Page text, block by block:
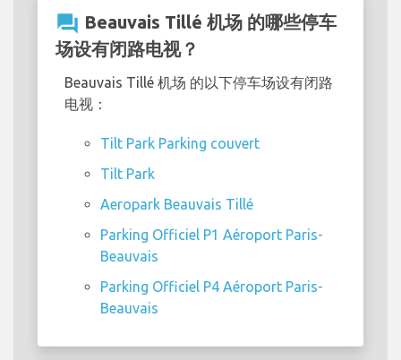
question_answer Beauvais Tillé 机场 的哪些停车
场设有闭路电视？
Beauvais Tillé 机场 的以下停车场设有闭路
电视：
Tilt Park Parking couvert
Tilt Park
Aeropark Beauvais Tillé
Parking Officiel P1 Aéroport Paris-
Beauvais
Parking Officiel P4 Aéroport Paris-
Beauvais